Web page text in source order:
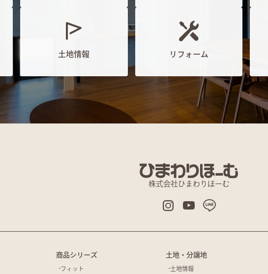
土地情報 リフォーム
株式会社ひまわりほーむ
商品シリーズ
フィット
土地・分譲地
土地情報